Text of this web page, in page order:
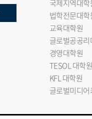
국제지역대학
법학전문대학
교육대학원
글로벌공공
경영대학원
TESOL 대학원
KFL 대학원
글로벌미디